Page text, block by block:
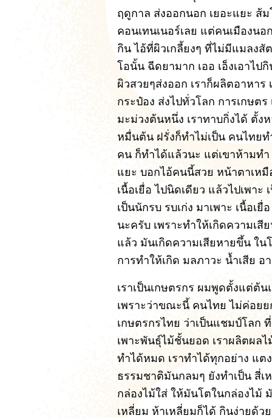
ฤดูกาล ส่งออกนอก เยอะแยะ ส้
คอนเทนเนอร์เลย แต่คนเมืองนอ
กิน ไอ้ที่ผิวเกลี้ยงๆ ที่ไม่มีแมลง
โอนั้น ฉีดยามาก เออ เอ็งเอาไ
ผิวสวยๆส่งออก เราก็ผลิตอาหา
กระป๋อง ส่งไปทั่วโลก การเกษตร
มะม่วงต้นหนึ่ง เราทาบกิ่งได้ ตั้ง
หมื่นต้น ฝรั่งก็ทำไม่เป็น คนไทยท
คน ก็ทำได้แล้วนะ แต่เขาห้ามท
แยะ บอกไอ้คนนี้สวย หน้าตาเหมื
เนื้อเยื่อ ไปนิดเดียว แล้วไปเพา
เป็นนักรบ รบเก่ง มาเพาะ เนื้อเ
นะครับ เพราะทำให้เกิดความเ
แล้ว มันเกิดความเสียหายขึ้น ใน
การทำให้เกิด มลภาวะ น้ำเสีย อ
เราเป็นเกษตรกร ผมพูดตั้งแต่ต้
เพราะว่าขณะนี้ คนไทย ไม่ค่อย
เกษตรกรไทย ว่าเป็นแชมป์โลก
เพาะพันธุ์ไม้ชั้นยอด เราผลิตผล
ทำได้หมด เราทำได้ทุกอย่าง แต
ธรรมชาติมันกลมๆ ยังทำเป็น สี่
กล่องไม้ใส่ ให้มันโตในกล่องไม้
เหลี่ยม ห้าเหลี่ยมก็ได้ กินง่ายด้ว